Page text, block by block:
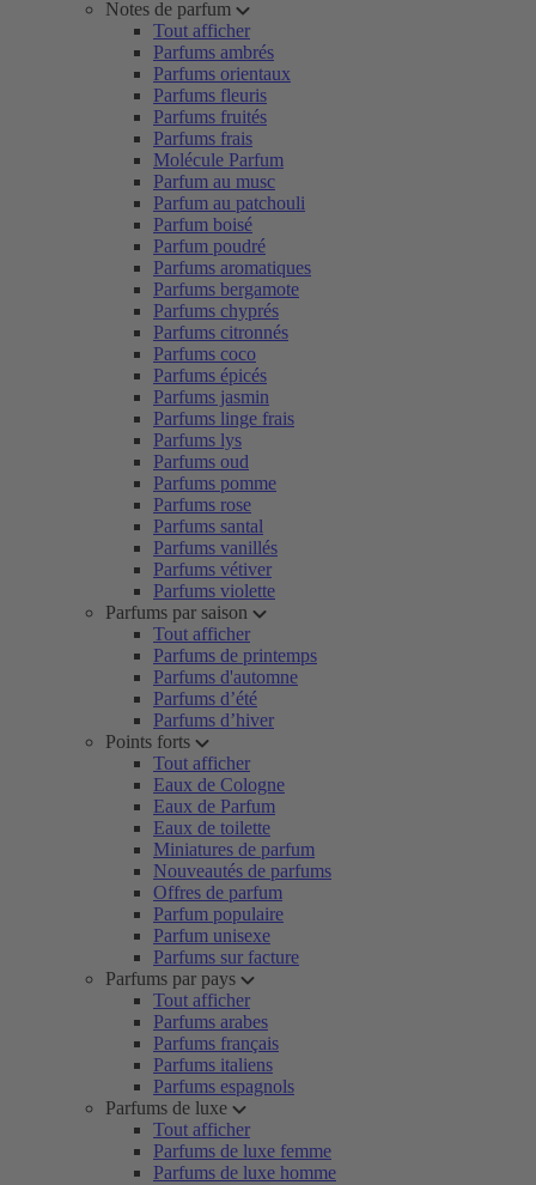
Notes de parfum
Tout afficher
Parfums ambrés
Parfums orientaux
Parfums fleuris
Parfums fruités
Parfums frais
Molécule Parfum
Parfum au musc
Parfum au patchouli
Parfum boisé
Parfum poudré
Parfums aromatiques
Parfums bergamote
Parfums chyprés
Parfums citronnés
Parfums coco
Parfums épicés
Parfums jasmin
Parfums linge frais
Parfums lys
Parfums oud
Parfums pomme
Parfums rose
Parfums santal
Parfums vanillés
Parfums vétiver
Parfums violette
Parfums par saison
Tout afficher
Parfums de printemps
Parfums d'automne
Parfums d’été
Parfums d’hiver
Points forts
Tout afficher
Eaux de Cologne
Eaux de Parfum
Eaux de toilette
Miniatures de parfum
Nouveautés de parfums
Offres de parfum
Parfum populaire
Parfum unisexe
Parfums sur facture
Parfums par pays
Tout afficher
Parfums arabes
Parfums français
Parfums italiens
Parfums espagnols
Parfums de luxe
Tout afficher
Parfums de luxe femme
Parfums de luxe homme